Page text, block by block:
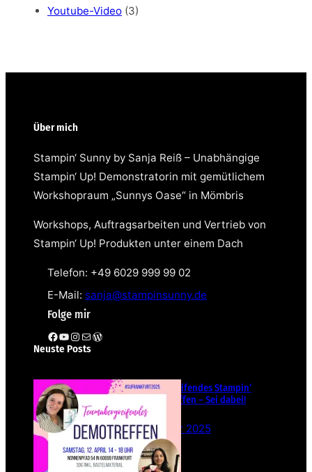
Youtube-Video (3)
Über mich
Stampin‘ Sunny by Sanja Reiß – Unabhängige
Stampin‘ Up! Demonstratorin mit gemütlichem
Workshopraum „Sunnys Oase“ in Mömbris
Workshops, Auftragsarbeiten und Vertrieb von
Stampin‘ Up! Produkten unter einem Dach
Telefon: +49 6029 999 99 02
E-Mail: sanja@stampinsunny.de
Folge mir
Facebook YouTube Instagram E-Mail WordPress
Neuste Posts
Teamübergreifendes Stampin‘
Up! Demotreffen – Sei dabei!
26. Februar 2025